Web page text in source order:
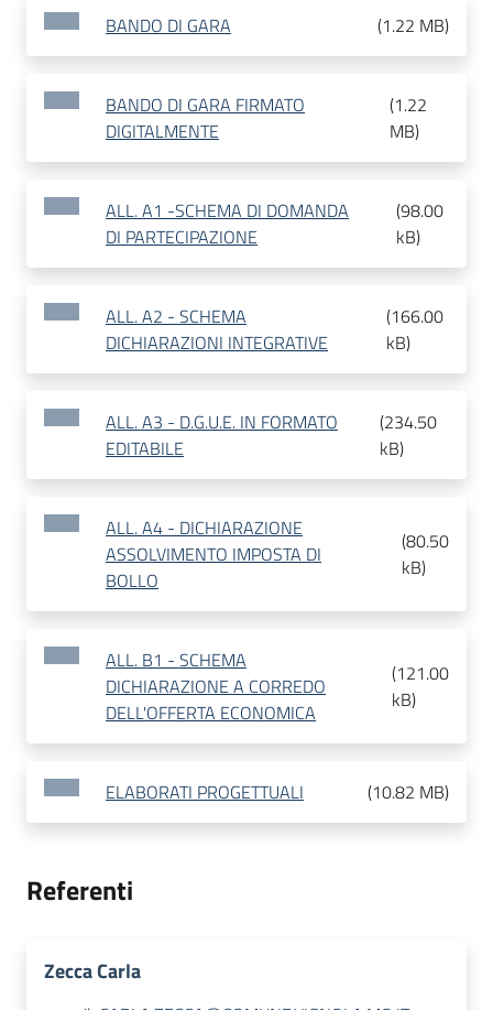
BANDO DI GARA (1.22 MB)
BANDO DI GARA FIRMATO
DIGITALMENTE
(1.22
MB)
ALL. A1 -SCHEMA DI DOMANDA
DI PARTECIPAZIONE
(98.00
kB)
ALL. A2 - SCHEMA
DICHIARAZIONI INTEGRATIVE
(166.00
kB)
ALL. A3 - D.G.U.E. IN FORMATO
EDITABILE
(234.50
kB)
ALL. A4 - DICHIARAZIONE
ASSOLVIMENTO IMPOSTA DI
BOLLO
(80.50
kB)
ALL. B1 - SCHEMA
DICHIARAZIONE A CORREDO
DELL'OFFERTA ECONOMICA
(121.00
kB)
ELABORATI PROGETTUALI (10.82 MB)
Referenti
Zecca Carla